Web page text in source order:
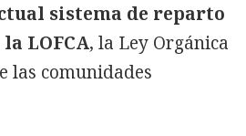
sistema de reparto
la LOFCA, la Ley Orgánica
las comunidades